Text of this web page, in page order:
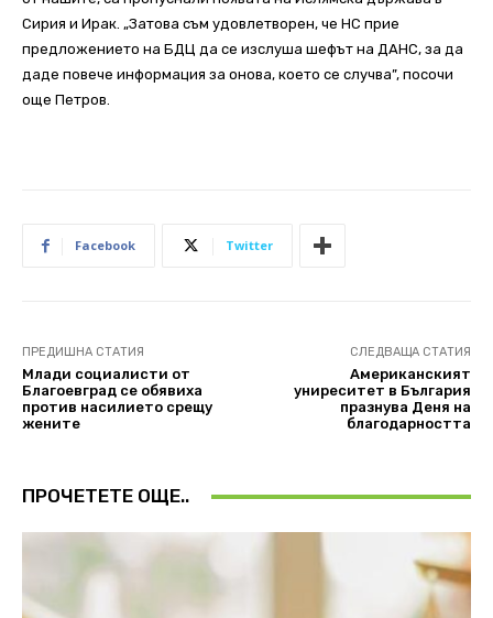
Сирия и Ирак. „Затова съм удовлетворен, че НС прие
предложението на БДЦ да се изслуша шефът на ДАНС, за да
даде повече информация за онова, което се случва”, посочи
още Петров.
Facebook Twitter
ПРЕДИШНА СТАТИЯ
Млади социалисти от
Благоевград се обявиха
против насилието срещу
жените
СЛЕДВАЩА СТАТИЯ
Американският
униреситет в България
празнува Деня на
благодарността
ПРОЧЕТЕТЕ ОЩЕ..